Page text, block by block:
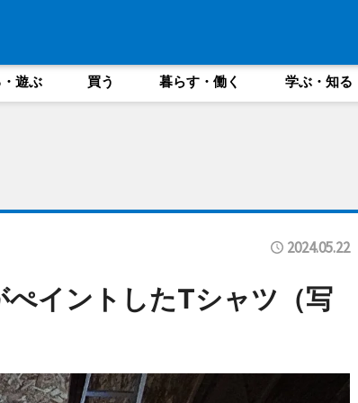
遊ぶ 買う 暮らす・働く 学ぶ・知る
2024.05.22
イントしたTシャツ（写